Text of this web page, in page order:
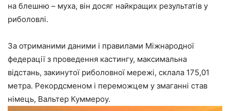
на блешню – муха, він досяг найкращих результатів у
риболовлі.
За отриманими даними і правилами Міжнародної
федерації з проведення кастингу, максимальна
відстань, закинутої риболовної мережі, склала 175,01
метра. Рекордсменом і переможцем у змаганні став
німець, Вальтер Куммероу.